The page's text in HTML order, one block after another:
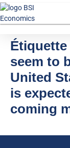
Étiquette
seem to
United
is
coming